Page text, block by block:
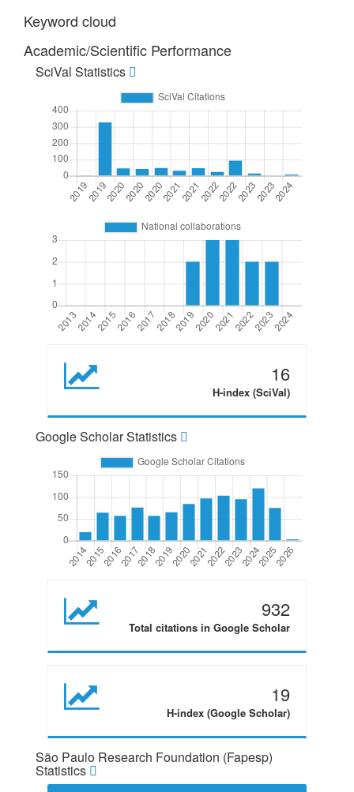
Keyword cloud
Academic/Scientific Performance
SciVal Statistics
16
H-index (SciVal)
Google Scholar Statistics
932
Total citations in Google Scholar
19
H-index (Google Scholar)
São Paulo Research Foundation (Fapesp)
Statistics